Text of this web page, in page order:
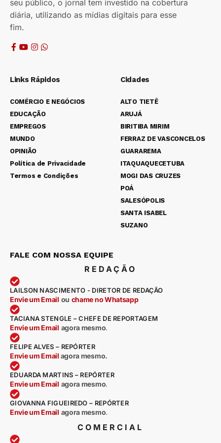
seu público, o jornal tem investido na cobertura
diária, utilizando as mídias digitais para esse
fim.
Links Rápidos
COMÉRCIO E NEGÓCIOS
EDUCAÇÃO
EMPREGOS
MUNDO
OPINIÃO
Política de Privacidade
Termos e Condições
Cidades
ALTO TIETÊ
ARUJÁ
BIRITIBA MIRIM
FERRAZ DE VASCONCELOS
GUARAREMA
ITAQUAQUECETUBA
MOGI DAS CRUZES
POÁ
SALESÓPOLIS
SANTA ISABEL
SUZANO
FALE COM NOSSA EQUIPE
REDAÇÃO
LAILSON NASCIMENTO - DIRETOR DE REDAÇÃO
Envie um Email ou chame no Whatsapp
TACIANA STENGLE – CHEFE DE REPORTAGEM
Envie um Email agora mesmo.
FELIPE ALVES – REPÓRTER
Envie um Email agora mesmo.
EDUARDA MARTINS – REPÓRTER
Envie um Email agora mesmo.
GIOVANNA FIGUEIREDO – REPÓRTER
Envie um Email agora mesmo.
COMERCIAL